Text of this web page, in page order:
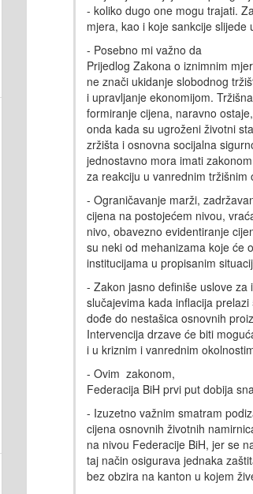
- koliko dugo one mogu trajati.
mjera, kao i koje sankcije slijede
- Posebno mi važno da
Prijedlog Zakona o iznimnim
ne znači ukidanje slobodnog
i upravljanje ekonomijom. Tržišna
formiranje cijena, naravno
onda kada su ugroženi životni
zržišta i osnovna socijalna
jednostavno mora imati
za reakciju u vanrednim tržišnim
- Ograničavanje marži,
cijena na postojećem nivou,
nivo, obavezno evidentiranje
su neki od mehanizama koje će
institucijama u propisanim
- Zakon jasno definiše uslove za
slučajevima kada inflacija prelazi
dođedo nestašica osnovnih
Intervencija drzave će biti
i u kriznim i vanrednim
- Ovim zakonom,
Federacija BiH prviput dobija
- Izuzetno važnim smatram
cijena osnovnih životnih
na nivou FederacijeBiH, jer se
taj način osigurava jednaka
bez obzira na kanton u kojem